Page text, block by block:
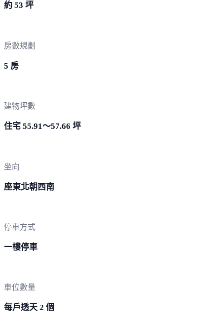
約 53 坪
房數規劃
5 房
建物坪數
住宅 55.91～57.66 坪
坐向
座東北朝西南
停車方式
一樓停車
車位數量
每戶透天 2 個